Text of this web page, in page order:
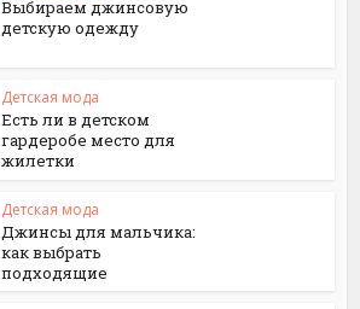
Выбираем джинсовую
детскую одежду
Детская мода
Есть ли в детском
гардеробе место для
жилетки
Детская мода
Джинсы для мальчика:
как выбрать
подходящие